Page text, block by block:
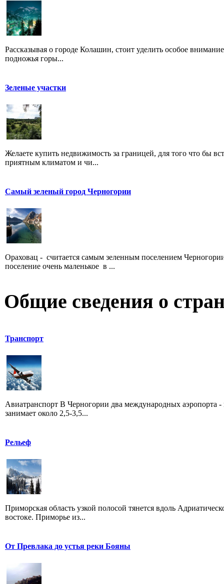
Рассказывая о городе Колашин, стоит уделить особое
подножья горы...
Зеленые участки
Желаете купить недвижимость за границей, для того что бы
приятным климатом и чи...
Самый зеленый город Черногории
Ораховац - считается самым зеленным поселением
поселение очень маленькое в ...
Общие сведения о
Транспорт
Авиатранспорт В Черногории два международных
занимает около 2,5-3,5...
Рельеф
Приморская область узкой полосой тянется вдоль
востоке. Приморье из...
От Превлака до устья реки Бояны